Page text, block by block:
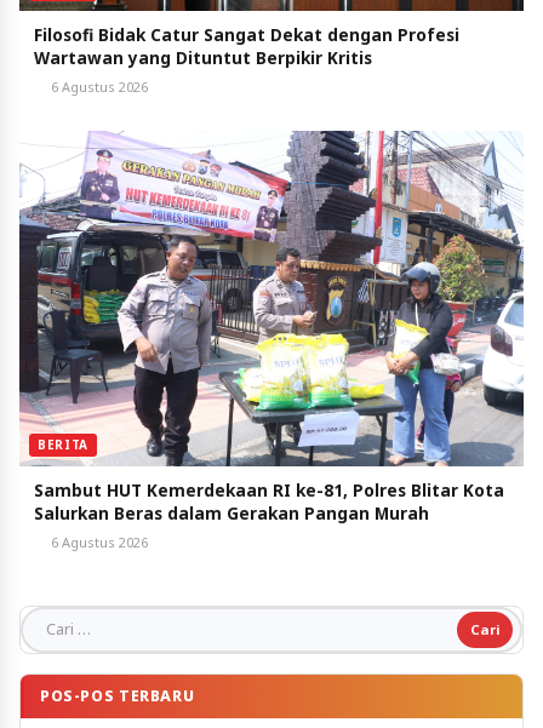
Filosofi Bidak Catur Sangat Dekat dengan Profesi
Wartawan yang Dituntut Berpikir Kritis
6 Agustus 2026
BERITA
Sambut HUT Kemerdekaan RI ke-81, Polres Blitar Kota
Salurkan Beras dalam Gerakan Pangan Murah
6 Agustus 2026
Cari untuk:
POS-POS TERBARU